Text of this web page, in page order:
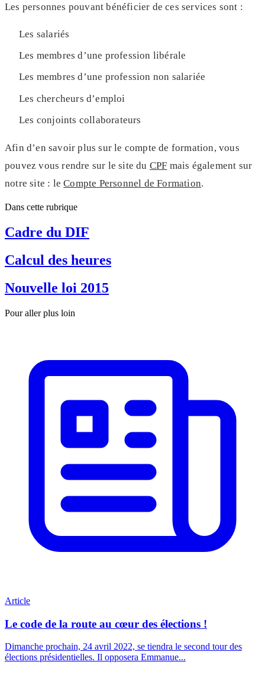
Les personnes pouvant bénéficier de ces services sont :
Les salariés
Les membres d’une profession libérale
Les membres d’une profession non salariée
Les chercheurs d’emploi
Les conjoints collaborateurs
Afin d’en savoir plus sur le compte de formation, vous
pouvez vous rendre sur le site du CPF mais également sur
notre site : leCompte Personnel de Formation.
Dans cette rubrique
Cadre du DIF
Calcul des heures
Nouvelle loi 2015
Pour aller plus loin
Article
Le code de la route au cœur des élections !
Dimanche prochain, 24 avril 2022, se tiendra le second tour des
élections présidentielles. Il opposera Emmanue...